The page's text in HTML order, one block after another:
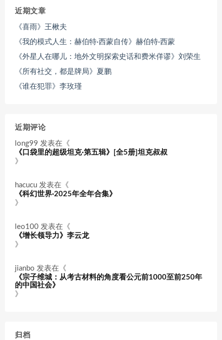
近期文章
《喜雨》王楸夫
《我的模式人生：赫伯特·西蒙自传》赫伯特·西蒙
《外星人在哪儿：地外文明探索史话和费米佯谬》刘荣生
《所有社交，都是牌局》夏鹏
《谁在犯罪》李玫瑾
近期评论
long99 发表在《
《口袋里的超级坦克·第五辑》[全5册]坦克叔叔
》
hacucu 发表在《
《科幻世界·2025年全年合集》
》
leo100 发表在《
《增长领导力》李云龙
》
jianbo 发表在《
《宗子维城：从考古材料的角度看公元前1000至前250年
的中国社会》
》
归档